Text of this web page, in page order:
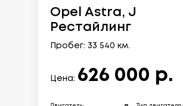
Opel Astra, J
Рестайлинг
Пробег: 33 540 км.
Цена: 626 000 р.